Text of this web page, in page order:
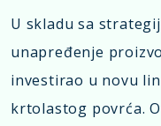
U skladu sa
unapređenje
investirao u novu
krtolastog povrća.